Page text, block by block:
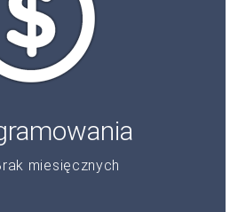
miesięcznych